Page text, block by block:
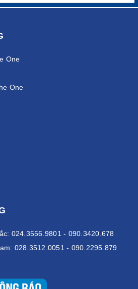
One
One
024.3556.9801 - 090.3420.678
028.3512.0051 - 090.2295.879